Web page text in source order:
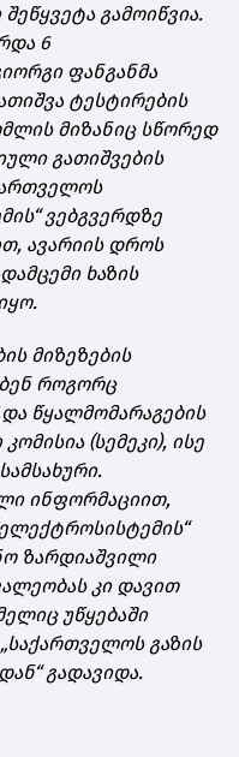
გამოიწვია.
6
ფანგანმა
ტესტირების
მიზანიც სწორედ
გათიშვების
ვებგვერდზე
ავარიის დროს
ხაზის
მიზეზების
როგორც
წყალმომარაგების
(სემეკი), ისე
ინფორმაციით,
ზარდიაშვილი
კი დავით
უწყებაში
გაზის
გადავიდა.